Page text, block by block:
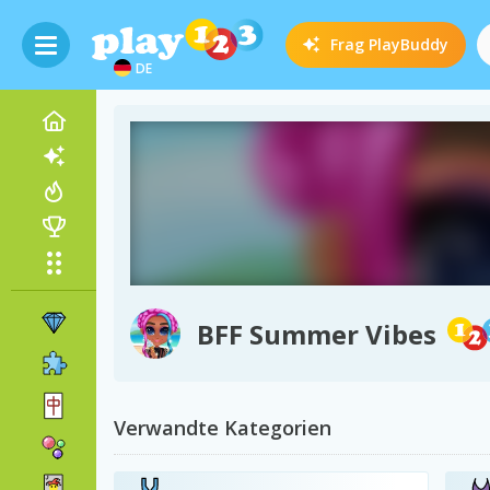
DE
Frag PlayBuddy
BFF Summer Vibes
Verwandte Kategorien